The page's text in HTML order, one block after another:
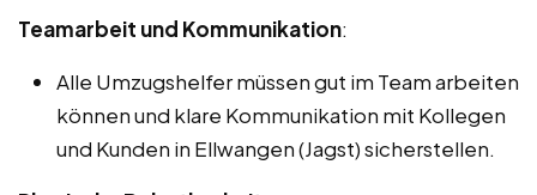
Teamarbeit und Kommunikation:
Alle Umzugshelfer müssen gut im Team arbeiten
können und klare Kommunikation mit Kollegen
und Kunden in Ellwangen (Jagst) sicherstellen.